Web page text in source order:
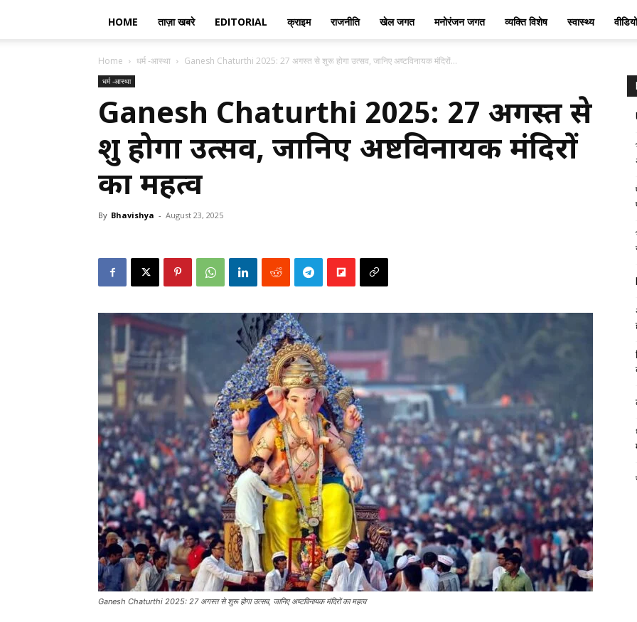
HOME ताज़ा खबरे EDITORIAL क्राइम राजनीति खेल जगत मनोरंजन जगत व्यक्ति विशेष स्वास्थ्य वीडियो
Home धर्म -आस्था Ganesh Chaturthi 2025: 27 अगस्त से शुरू होगा उत्सव, जानिए अष्टविनायक मंदिरों...
धर्म -आस्था
Ganesh Chaturthi 2025: 27 अगस्त से
शुरू होगा उत्सव, जानिए अष्टविनायक मंदिरों
का महत्व
By Bhavishya - August 23, 2025
Ganesh Chaturthi 2025: 27 अगस्त से शुरू होगा उत्सव, जानिए अष्टविनायक मंदिरों का महत्व